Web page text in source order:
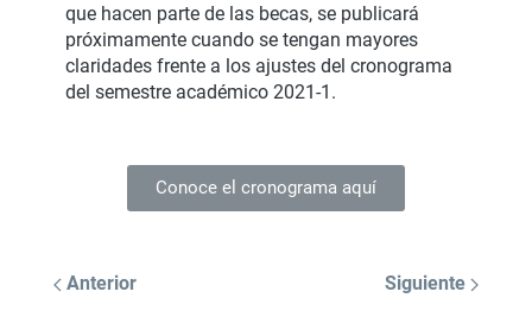
que hacen parte de las becas, se publicará
próximamente cuando se tengan mayores
claridades frente a los ajustes del cronograma
del semestre académico 2021-1.
Conoce el cronograma aquí
Anterior Siguiente